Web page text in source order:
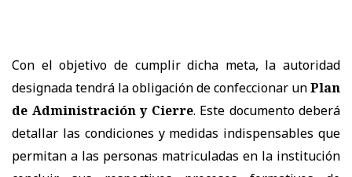
Con el objetivo de cumplir dicha meta, la autoridad
designada tendrá la obligación de confeccionar unPlan
de Administración y Cierre. Este documento deberá
detallar las condiciones y medidas indispensables que
permitan a las personas matriculadas en la institución